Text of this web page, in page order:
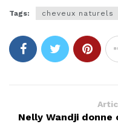
Tags: cheveux naturels
Nelly Wandji donne